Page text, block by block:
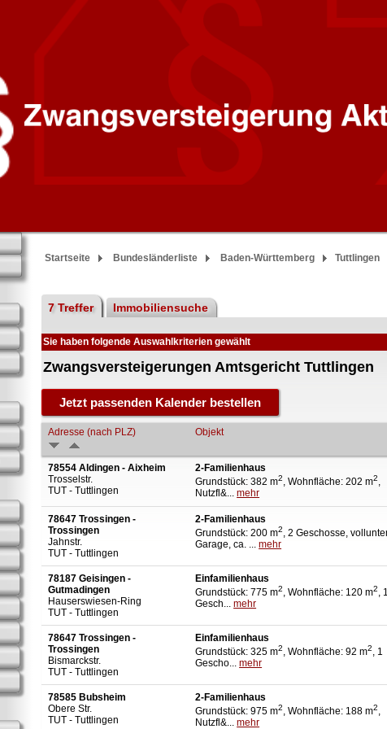
Startseite Bundesländerliste Baden-Württemberg Tuttlingen
7 Treffer Immobiliensuche
Sie haben folgende Auswahlkriterien gewählt
Zwangsversteigerungen Amtsgericht Tuttlingen
Adresse (nach PLZ) Objekt
78554 Aldingen - Aixheim
Trosselstr.
TUT - Tuttlingen
2-Familienhaus
Grundstück: 382 m2, Wohnfläche: 202 m2,
Nutzfl&...mehr
78647 Trossingen -
Trossingen
Jahnstr.
TUT - Tuttlingen
2-Familienhaus
Grundstück: 200 m2, 2 Geschosse,
Garage, ca. ...mehr
78187 Geisingen -
Gutmadingen
Hauserswiesen-Ring
TUT - Tuttlingen
Einfamilienhaus
Grundstück: 775 m2, Wohnfläche: 120 m2, 1
Gesch...mehr
78647 Trossingen -
Trossingen
Bismarckstr.
TUT - Tuttlingen
Einfamilienhaus
Grundstück: 325 m2, Wohnfläche: 92 m2, 1
Gescho...mehr
78585 Bubsheim
Obere Str.
TUT - Tuttlingen
2-Familienhaus
Grundstück: 975 m2, Wohnfläche: 188 m2,
Nutzfl&...mehr